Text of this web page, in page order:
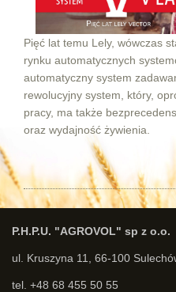
Pięć lat temu Lely, wówczas
rynku automatycznych
automatyczny system
rewolucyjny system, który,
pracy, ma także
oraz wydajność żywienia.
P.H.P.U. "AGROVOL" sp z o.o.
ul. Kruszyna 11, 66-100
tel. +48 68 455 50 55